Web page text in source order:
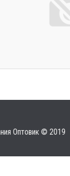
Оптовик © 2019